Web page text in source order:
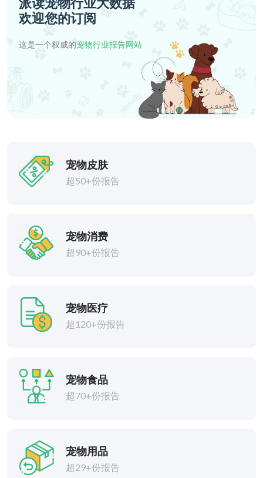
欢迎您的订阅
这是一个权威的宠物行业报告网站
宠物皮肤
超50+份报告
宠物消费
超90+份报告
宠物医疗
超120+份报告
宠物食品
超70+份报告
宠物用品
超29+份报告